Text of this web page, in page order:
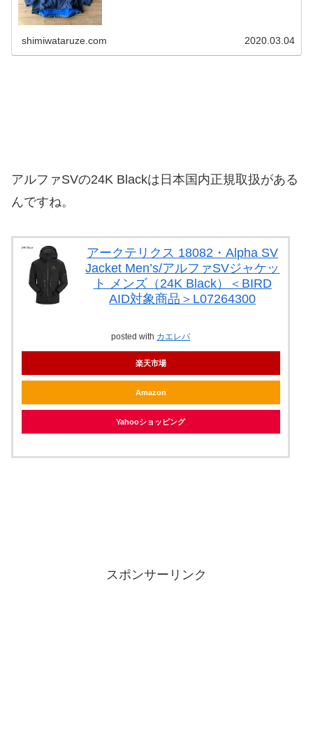
shimiwataruze.com 2020.03.04
アルファSVの24K Blackは日本国内正規取扱がある
んですね。
アークテリクス 18082・Alpha SV
Jacket Men’s/アルファSVジャケッ
ト メンズ（24K Black）＜BIRD
AID対象商品＞L07264300
posted with カエレバ
楽天市場
Amazon
Yahooショッピング
スポンサーリンク